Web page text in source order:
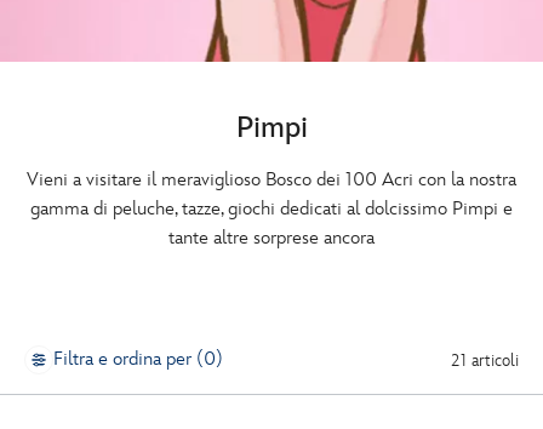
Pimpi
Vieni a visitare il meraviglioso Bosco dei 100 Acri con la nostra
gamma di peluche, tazze, giochi dedicati al dolcissimo Pimpi e
tante altre sorprese ancora
Filtra e ordina per (0) 21 articoli